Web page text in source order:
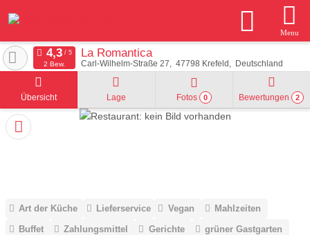
Menu
La Romantica
Carl-Wilhelm-Straße 27 47798 Krefeld Deutschland
2 Bew.
Übersicht Lage Fotos 0 Bewertungen 2
Art der Küche Lieferservice Vegan
Mahlzeiten
Buffet
Zahlungsmittel Gerichte
grüner Gastgarten